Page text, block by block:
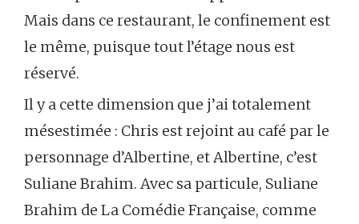
Mais dans ce restaurant, le confinement est
le même, puisque tout l’étage nous est
réservé.
Il y a cette dimension que j’ai totalement
mésestimée : Chris est rejoint au café par le
personnage d’Albertine, et Albertine, c’est
Suliane Brahim. Avec sa particule, Suliane
Brahim de La Comédie Française, comme